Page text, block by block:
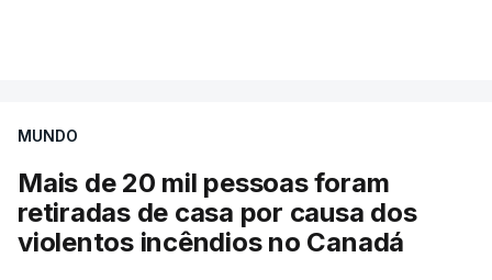
MUNDO
Mais de 20 mil pessoas foram
retiradas de casa por causa dos
violentos incêndios no Canadá